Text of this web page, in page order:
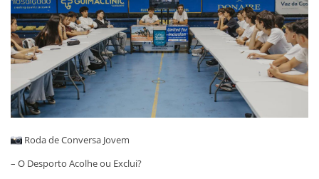
Roda de Conversa Jovem
– O Desporto Acolhe ou Exclui?